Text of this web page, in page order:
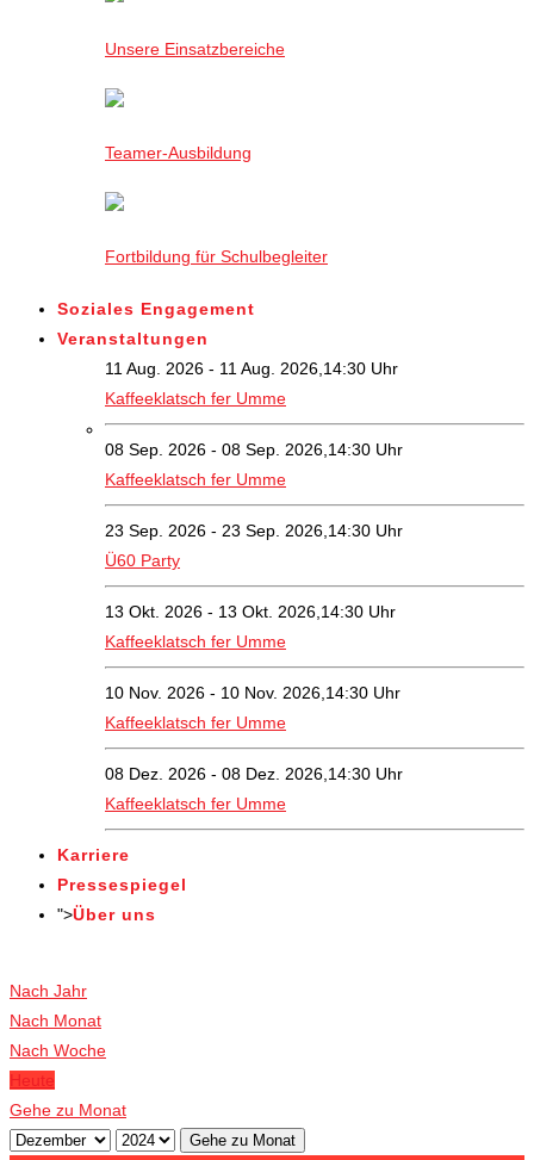
Unsere Einsatzbereiche
Teamer-Ausbildung
Fortbildung für Schulbegleiter
Soziales Engagement
Veranstaltungen
11 Aug. 2026 - 11 Aug. 2026,14:30 Uhr
Kaffeeklatsch fer Umme
08 Sep. 2026 - 08 Sep. 2026,14:30 Uhr
Kaffeeklatsch fer Umme
23 Sep. 2026 - 23 Sep. 2026,14:30 Uhr
Ü60 Party
13 Okt. 2026 - 13 Okt. 2026,14:30 Uhr
Kaffeeklatsch fer Umme
10 Nov. 2026 - 10 Nov. 2026,14:30 Uhr
Kaffeeklatsch fer Umme
08 Dez. 2026 - 08 Dez. 2026,14:30 Uhr
Kaffeeklatsch fer Umme
Karriere
Pressespiegel
">Über uns
Nach Jahr
Nach Monat
Nach Woche
Heute
Gehe zu Monat
Gehe zu Monat